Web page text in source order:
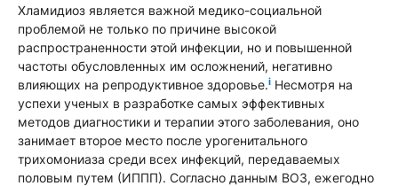
Хламидиоз является важной медико-социальной
проблемой не только по причине высокой
распространенности этой инфекции, но и повышенной
частоты обусловленных им осложнений, негативно
влияющих на репродуктивное здоровье.i Несмотря на
успехи ученых в разработке самых эффективных
методов диагностики и терапии этого заболевания, оно
занимает второе место после урогенитального
трихомониаза среди всех инфекций, передаваемых
половым путем (ИППП). Согласно данным ВОЗ, ежегодно